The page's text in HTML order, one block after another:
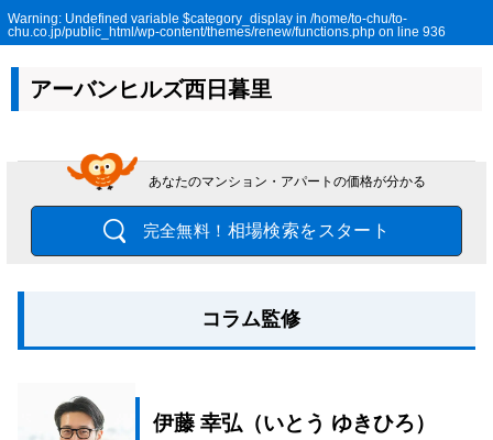
Warning: Undefined variable $category_display in /home/to-chu/to-
chu.co.jp/public_html/wp-content/themes/renew/functions.php on line 936
アーバンヒルズ西日暮里
あなたのマンション・アパートの価格が分かる
完全無料！ 相場検索をスタート
コラム監修
伊藤 幸弘（いとう ゆきひろ）